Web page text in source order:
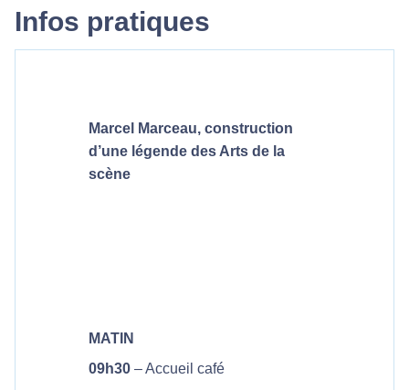
Infos pratiques
Marcel Marceau, construction
d’une légende des Arts de la
scène
MATIN
09h30 – Accueil café